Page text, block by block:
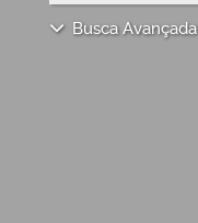
Busca Avançada